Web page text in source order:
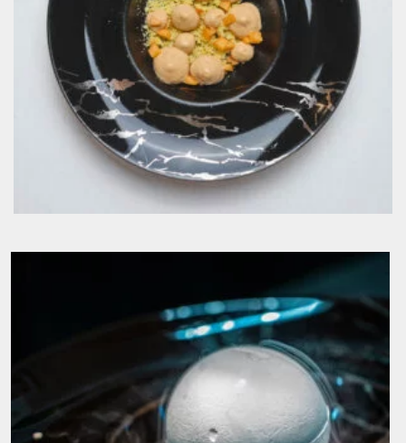
Mousse Albicocca e rosmarino crumble
arancio 8€